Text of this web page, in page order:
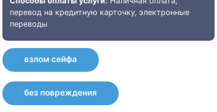
перевод на кредитную карточку, электронные
переводы
взлом сейфа
без повреждения